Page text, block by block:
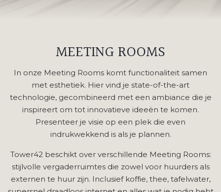
MEETING ROOMS
In onze Meeting Rooms komt functionaliteit samen
met esthetiek. Hier vind je state-of-the-art
technologie, gecombineerd met een ambiance die je
inspireert om tot innovatieve ideeën te komen.
Presenteer je visie op een plek die even
indrukwekkend is als je plannen.
Tower42 beschikt over verschillende Meeting Rooms:
stijlvolle vergaderruimtes die zowel voor huurders als
externen te huur zijn. Inclusief koffie, thee, tafelwater,